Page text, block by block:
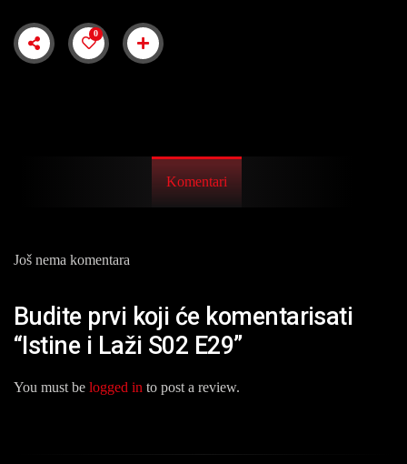
0
Komentari
Još nema komentara
Budite prvi koji će komentarisati
“Istine i Laži S02 E29”
You must be logged in to post a review.